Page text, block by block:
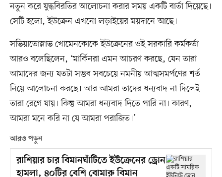
নতুন করে যুদ্ধবিরতির আলোচনা করার সময় একটি বার্তা দিয়েছে।
সেটি হলো, ইউক্রেন এখনো লড়াইয়ের ময়দানে আছে।
সভিয়াতোস্লাভ খোমেনকোকে ইউক্রেনের ওই সরকারি কর্মকর্তা
আরও বলেছিলেন, ‘মার্কিনরা এমন আচরণ করছে, যেন তারা
আমাদের জন্য যতটা সম্ভব সবচেয়ে নমনীয় আত্মসমর্পণের শর্ত
নিয়ে আলোচনা করছে। আর আমরা তাদের ধন্যবাদ না দিলেই
তারা রেগে যায়। কিন্তু আমরা ধন্যবাদ দিতে পারি না। কারণ,
আমরা মনে করি না যে আমরা পরাজিত।’
আরও পড়ুন
রাশিয়ার চার বিমানঘাঁটিতে ইউক্রেনের ড্রোন
হামলা, ৪০টির বেশি বোমারু বিমান